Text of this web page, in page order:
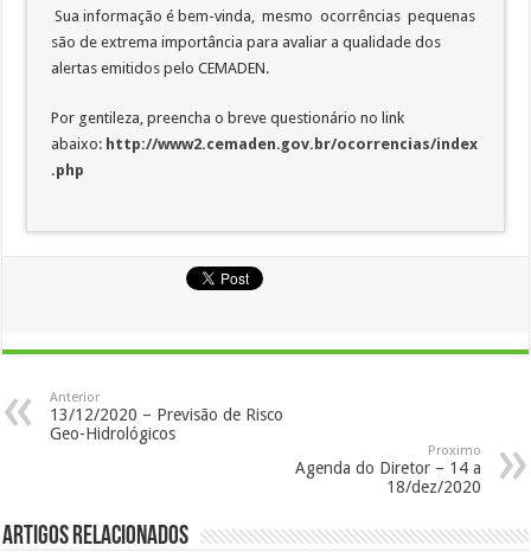
Sua informação é bem-vinda, mesmo ocorrências pequenas
são de extrema importância para avaliar a qualidade dos
alertas emitidos pelo CEMADEN.
Por gentileza, preencha o breve questionário no link
abaixo: http://www2.cemaden.gov.br/ocorrencias/index
.php
Anterior
13/12/2020 – Previsão de Risco
Geo-Hidrológicos
Proximo
Agenda do Diretor – 14 a
18/dez/2020
Artigos Relacionados